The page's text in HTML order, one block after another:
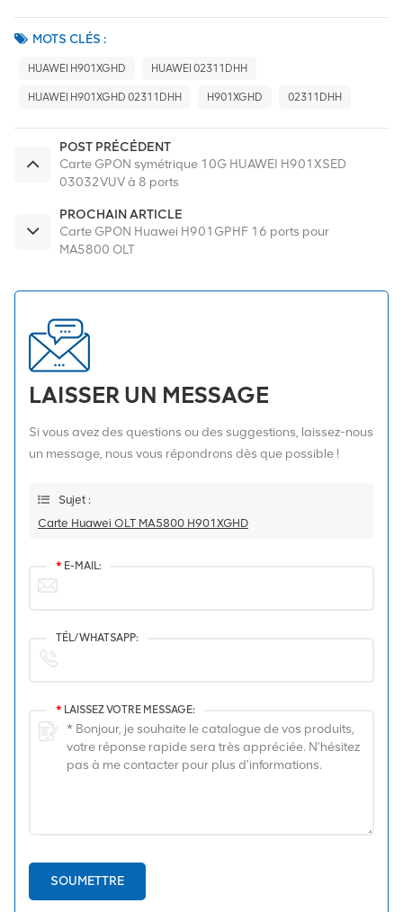
MOTS CLÉS :
HUAWEI H901XGHD HUAWEI 02311DHH
HUAWEI H901XGHD 02311DHH H901XGHD 02311DHH
POST PRÉCÉDENT
Carte GPON symétrique 10G HUAWEI H901XSED
03032VUV à 8 ports
PROCHAIN ARTICLE
Carte GPON Huawei H901GPHF 16 ports pour
MA5800 OLT
LAISSER UN MESSAGE
Si vous avez des questions ou des suggestions, laissez-nous
un message, nous vous répondrons dès que possible !
Sujet :
Carte Huawei OLT MA5800 H901XGHD
* E-MAIL:
TÉL/WHATSAPP:
* LAISSEZ VOTRE MESSAGE:
SOUMETTRE